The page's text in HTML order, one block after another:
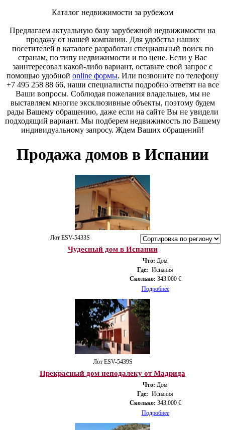
Каталог недвижимости за рубежом
Предлагаем актуальную базу зарубежной недвижимости на
продажу от нашей компании. Для удобства наших
посетителей в каталоге разработан специальный поиск по
странам, по типу недвижимости и по цене. Если у Вас
заинтересовал какой-либо вариант, оставьте свой запрос с
помощью удобной online формы. Или позвоните по телефону
+7 495 258 88 66, наши специалисты подробно ответят на все
Ваши вопросы. Соблюдая пожелания владельцев, мы не
выставляем многие эксклюзивные объекты, поэтому будем
рады Вашему обращению, даже если на сайте Вы не увидели
подходящий вариант. Мы подберем недвижимость по Вашему
индивидуальному запросу. Ждем Ваших обращений!
Продажа домов в Испании
Лот ESV-5433S
Чудесный дом в Испании
Что: Дом
Где: Испания
Сколько: 343.000 €
Подробнее
Лот ESV-5439S
Прекрасный дом неподалеку от Мадрида
Что: Дом
Где: Испания
Сколько: 343.000 €
Подробнее